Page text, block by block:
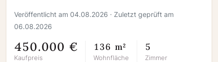
Veröffentlicht am 04.08.2026 · Zuletzt geprüft am
06.08.2026
450.000 €
Kaufpreis
136 m²
Wohnfläche
5
Zimmer